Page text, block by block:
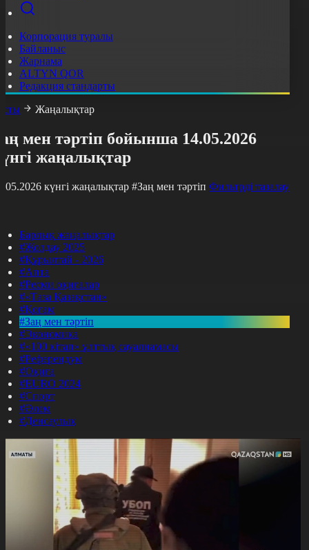
Корпорация туралы
Байланыс
Жарнама
ALTYN QOR
Редакция стандарты
Жаңалықтар
мен тәртіп бойынша 14.05.2026
жаңалықтар
күнгі жаңалықтар #Заң мен тәртіп Фильтрді тазалау
Барлық жаңалықтар
#Жолдау 2025
#Құрылтай - 2026
#Апта
#Ресми оқиғалар
#«Таза Қазақстан»
#Қоғам
#Заң мен тәртіп
#Экономика
#«100 кітап» ұлттық сауалнамасы
#Референдум
#Оқиға
#EURO 2024
#Спорт
#Әлем
#Денсаулық